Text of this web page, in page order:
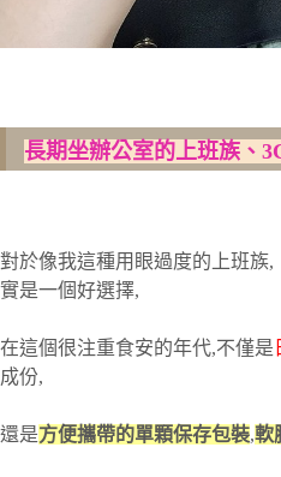
長期坐辦公室的上班族、
對於像我這種用眼過度的上班族,
實是一個好選擇,
在這個很注重食安的年代,不僅是
成份,
還是方便攜帶的單顆保存包裝,軟